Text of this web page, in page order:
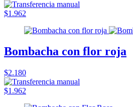
$1.962
Bombacha con flor roja
$2.180
$1.962